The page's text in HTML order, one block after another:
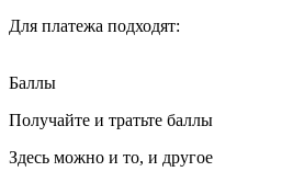
Для платежа подходят:
Баллы
Получайте и тратьте баллы
Здесь можно и то, и другое